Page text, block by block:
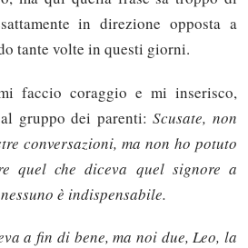
in direzione opposta a
tante volte in questi giorni.
faccio coraggio e mi inserisco,
gruppo dei parenti:Scusate, non
conversazioni, ma non ho potuto
quel che diceva quel signore a
è indispensabile.
a fin di bene, ma noi due, Leo, la